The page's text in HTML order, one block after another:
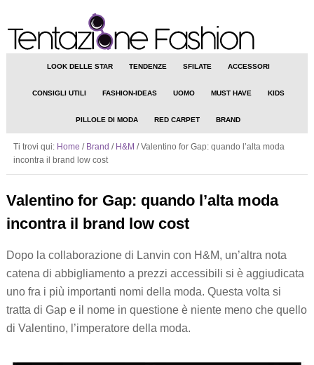
LOOK DELLE STAR TENDENZE SFILATE ACCESSORI
CONSIGLI UTILI FASHION-IDEAS UOMO MUST HAVE KIDS
PILLOLE DI MODA RED CARPET BRAND
Ti trovi qui: Home / Brand / H&M /Valentino for Gap: quando l’alta moda
incontra il brand low cost
Valentino for Gap: quando l’alta moda
incontra il brand low cost
Dopo la collaborazione di Lanvin con H&M, un’altra nota
catena di abbigliamento a prezzi accessibili si è aggiudicata
uno fra i più importanti nomi della moda. Questa volta si
tratta di Gap e il nome in questione è niente meno che quello
di Valentino, l’imperatore della moda.